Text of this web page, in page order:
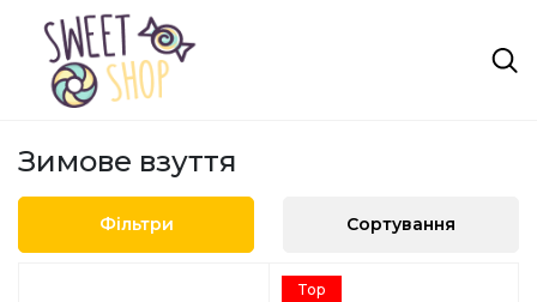
Зимове взуття
Фільтри Сортування
Top